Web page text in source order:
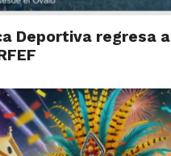
Deportiva regresa a